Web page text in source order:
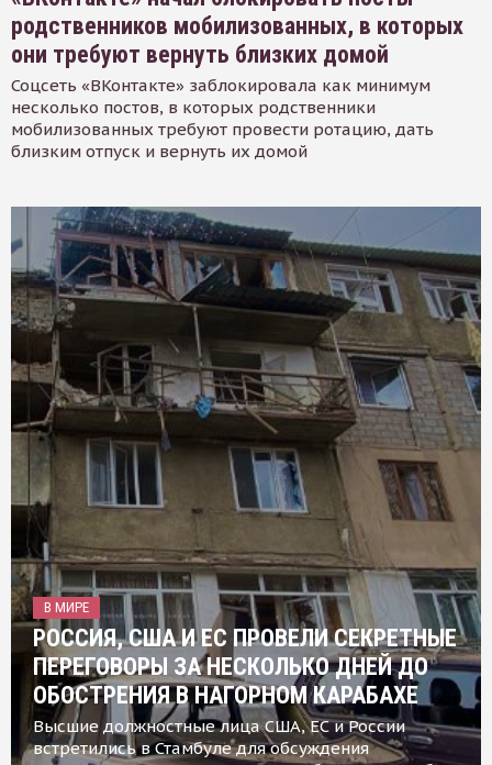
родственников мобилизованных, в которых
они требуют вернуть близких домой
Соцсеть «ВКонтакте» заблокировала как минимум
несколько постов, в которых родственники
мобилизованных требуют провести ротацию, дать
близким отпуск и вернуть их домой
В МИРЕ
РОССИЯ, США И ЕС ПРОВЕЛИ СЕКРЕТНЫЕ
ПЕРЕГОВОРЫ ЗА НЕСКОЛЬКО ДНЕЙ ДО
ОБОСТРЕНИЯ В НАГОРНОМ КАРАБАХЕ
Высшие должностные лица США, ЕС и России
встретились в Стамбуле для обсуждения